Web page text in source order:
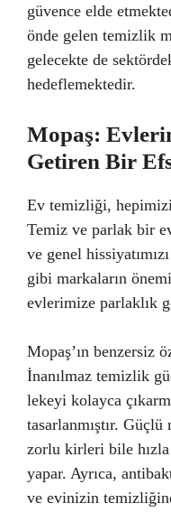
güvence elde
önde gelen temizlik
gelecekte de
hedeflemektedir.
Mopaş:
Getiren Bir
Ev temizliği,
Temiz ve parlak bir
ve genel
gibi markaların
evlerimize parlaklık
Mopaş’ın benzersiz
İnanılmaz temizlik
lekeyi kolayca
tasarlanmıştır. Güçlü
zorlu kirleri bile hızla
yapar. Ayrıca,
ve evinizin